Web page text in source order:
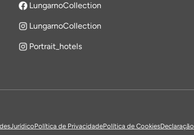
LungarnoCollection
abre em uma nova aba
LungarnoCollection
Portrait_hotels
JurídicoPolítica de PrivacidadePolítica de Cookies